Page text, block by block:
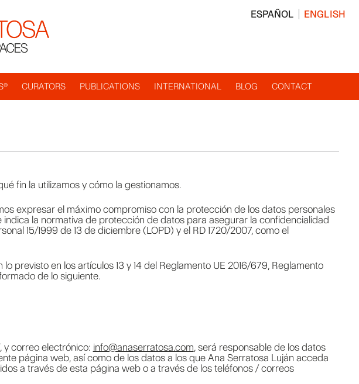
ESPAÑOL ENGLISH
CURATORS PUBLICATIONS INTERNATIONAL BLOG CONTACT
fin la utilizamos y cómo la gestionamos.
expresar el máximo compromiso con la protección de los datos personales
la normativa de protección de datos para asegurar la confidencialidad
15/1999 de 13 de diciembre (LOPD) y el RD 1720/2007, como el
en los artículos 13 y 14 del Reglamento UE 2016/679, Reglamento
de lo siguiente.
y correo electrónico: info@anaserratosa.com, será responsable de los datos
página web, así como de los datos a los que Ana Serratosa Luján acceda
a través de esta página web o a través de los teléfonos / correos